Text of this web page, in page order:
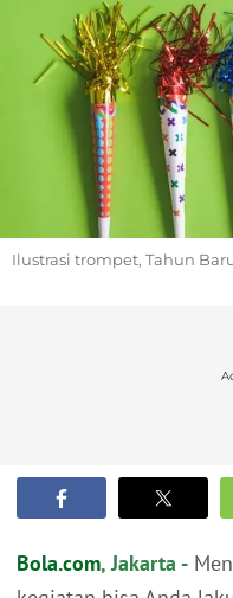
Ilustrasi trompet, Tahun
Bola.com, Jakarta -